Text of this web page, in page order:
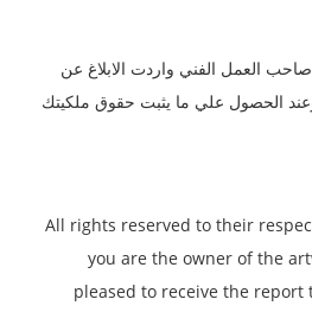
العمل الفني واردت الابلاغ عن
الحصول علي ما يثبت حقوق ملكيتك
All rights reserved to their
you are the owner of the
pleased to receive the